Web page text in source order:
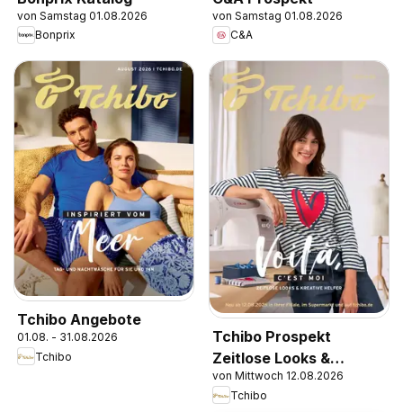
von Samstag 01.08.2026
Bonprix
von Samstag 01.08.2026
C&A
Tchibo Angebote
01.08. - 31.08.2026
Tchibo
Tchibo Prospekt
Zeitlose Looks &
Kreative Helfer
von Mittwoch 12.08.2026
Tchibo